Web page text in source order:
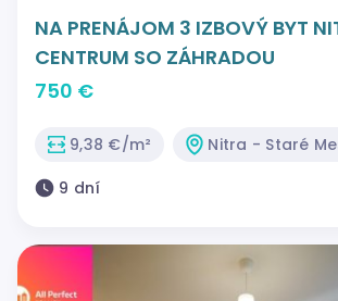
NA PRENÁJOM 3 IZBOVÝ BYT
CENTRUM SO ZÁHRADOU
750 €
9,38 €/m²
Nitra - Staré
9 dní